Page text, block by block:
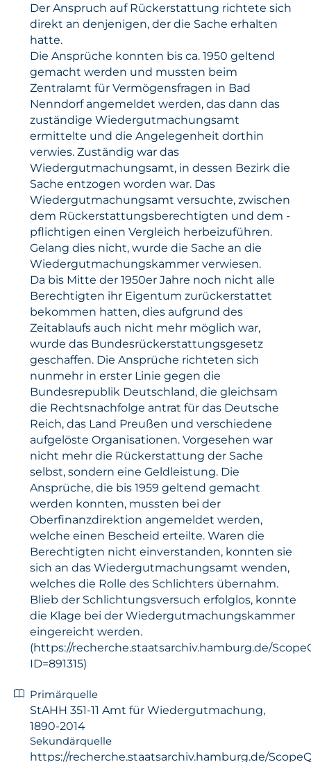
Der Anspruch auf Rückerstattung richtete sich
direkt an denjenigen, der die Sache erhalten
hatte.
Die Ansprüche konnten bis ca. 1950 geltend
gemacht werden und mussten beim
Zentralamt für Vermögensfragen in Bad
Nenndorf angemeldet werden, das dann das
zuständige Wiedergutmachungsamt
ermittelte und die Angelegenheit dorthin
verwies. Zuständig war das
Wiedergutmachungsamt, in dessen Bezirk die
Sache entzogen worden war. Das
Wiedergutmachungsamt versuchte, zwischen
dem Rückerstattungsberechtigten und dem -
pflichtigen einen Vergleich herbeizuführen.
Gelang dies nicht, wurde die Sache an die
Wiedergutmachungskammer verwiesen.
Da bis Mitte der 1950er Jahre noch nicht alle
Berechtigten ihr Eigentum zurückerstattet
bekommen hatten, dies aufgrund des
Zeitablaufs auch nicht mehr möglich war,
wurde das Bundesrückerstattungsgesetz
geschaffen. Die Ansprüche richteten sich
nunmehr in erster Linie gegen die
Bundesrepublik Deutschland, die gleichsam
die Rechtsnachfolge antrat für das Deutsche
Reich, das Land Preußen und verschiedene
aufgelöste Organisationen. Vorgesehen war
nicht mehr die Rückerstattung der Sache
selbst, sondern eine Geldleistung. Die
Ansprüche, die bis 1959 geltend gemacht
werden konnten, mussten bei der
Oberfinanzdirektion angemeldet werden,
welche einen Bescheid erteilte. Waren die
Berechtigten nicht einverstanden, konnten sie
sich an das Wiedergutmachungsamt wenden,
welches die Rolle des Schlichters übernahm.
Blieb der Schlichtungsversuch erfolglos, konnte
die Klage bei der Wiedergutmachungskammer
eingereicht werden.
(https://recherche.staatsarchiv.hamburg.de/
ID=891315)
Primärquelle
StAHH 351-11 Amt für Wiedergutmachung,
1890-2014
Sekundärquelle
https://recherche.staatsarchiv.hamburg.de/